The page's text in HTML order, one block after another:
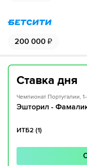
200 000 ₽
Ставка дня
Чемпионат Португалии,
Эшторил -
ИТБ2 (1)